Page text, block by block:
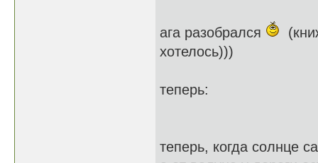
ага разобрался
хотелось)))
теперь:
теперь, когда солнце